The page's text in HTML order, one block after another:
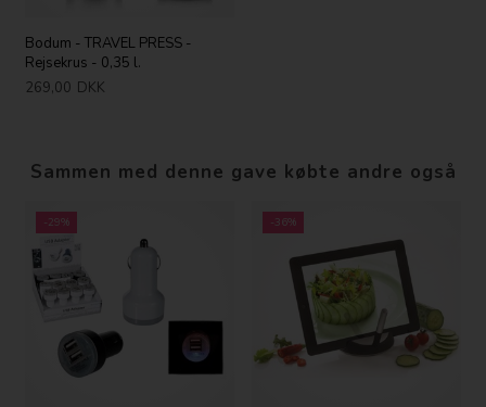
Bodum - TRAVEL PRESS -
Rejsekrus - 0,35 l.
269,00 DKK
Sammen med denne gave købte andre også
-29% -36%